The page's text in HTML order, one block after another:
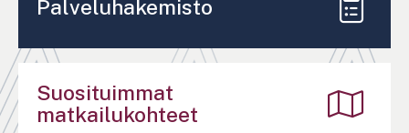
Palveluhakemisto
Suosituimmat
matkailukohteet